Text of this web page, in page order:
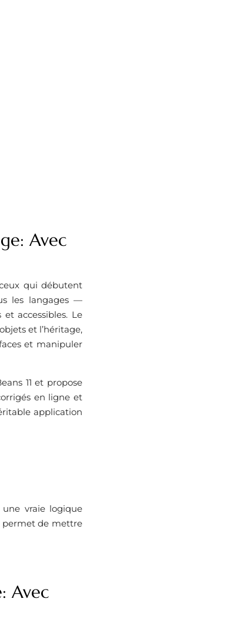
Avec
qui débutent
les langages —
accessibles. Le
et l’héritage,
et manipuler
11 et propose
en ligne et
application
vraie logique
permet de mettre
Avec